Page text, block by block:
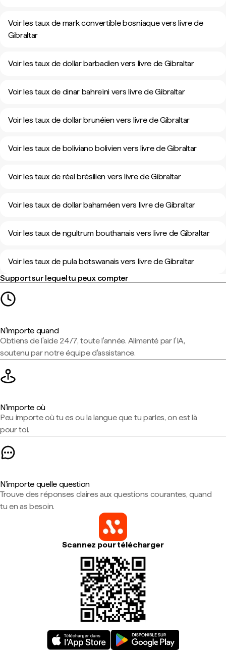
Voir les taux de mark convertible bosniaque vers livre de
Gibraltar
Voir les taux de dollar barbadien vers livre de Gibraltar
Voir les taux de dinar bahreïni vers livre de Gibraltar
Voir les taux de dollar brunéien vers livre de Gibraltar
Voir les taux de boliviano bolivien vers livre de Gibraltar
Voir les taux de réal brésilien vers livre de Gibraltar
Voir les taux de dollar bahaméen vers livre de Gibraltar
Voir les taux de ngultrum bouthanais vers livre de Gibraltar
Voir les taux de pula botswanais vers livre de Gibraltar
Support sur lequel tu peux compter
N'importe quand
Obtiens de l'aide 24/7, toute l'année. Alimenté par l'IA,
soutenu par notre équipe d'assistance.
N'importe où
Peu importe où tu es ou la langue que tu parles, on est là
pour toi.
N'importe quelle question
Trouve des réponses claires aux questions courantes, quand
tu en as besoin.
Scannez pour télécharger